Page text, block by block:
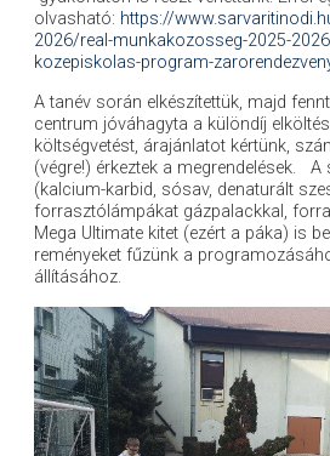
olvasható: https://
2026/real-munkakozosseg-2025-
kozepiskolas-program-
A tanév során elkészítettük, majd
centrum jóváhagyta a különdíj
költségvetést, árajánlatot kértünk,
(végre!) érkeztek a megrendelések. A
(kalcium-karbid, sósav, denaturált
forrasztólámpákat gázpalackkal,
Mega Ultimate kitet (ezért a páka) is
reményeket fűzünk a
állításához.